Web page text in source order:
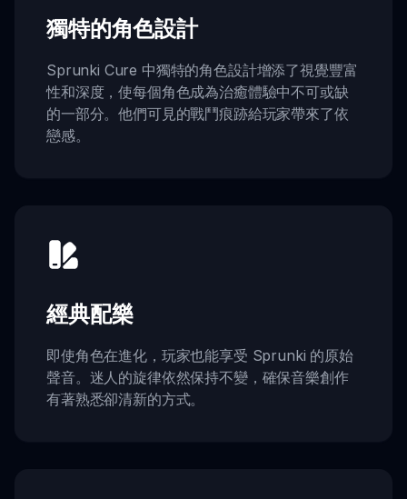
獨特的角色設計
Sprunki Cure 中獨特的角色設計增添了視覺豐富
性和深度，使每個角色成為治癒體驗中不可或缺
的一部分。他們可見的戰鬥痕跡給玩家帶來了依
戀感。
經典配樂
即使角色在進化，玩家也能享受 Sprunki 的原始
聲音。迷人的旋律依然保持不變，確保音樂創作
有著熟悉卻清新的方式。